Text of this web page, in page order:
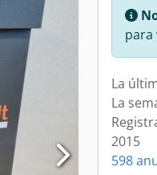
para
La
La
2015
598